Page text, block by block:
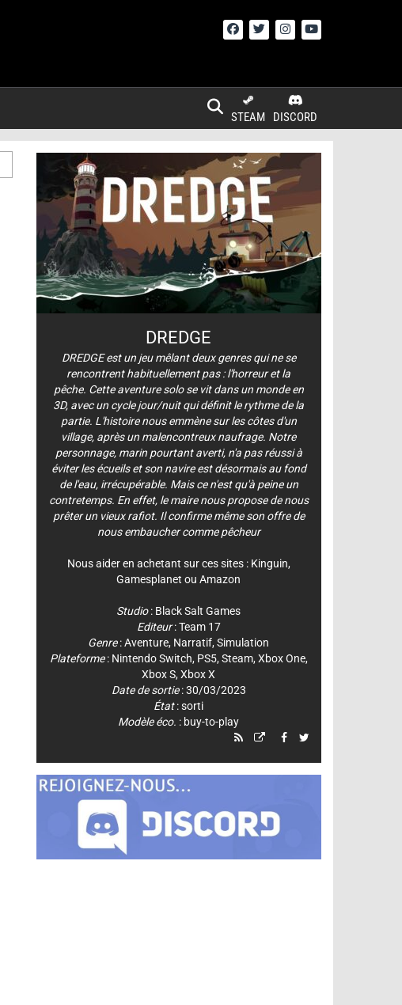
DISCORD
STEAM
DREDGE
DREDGE est un jeu mêlant deux genres qui ne se
rencontrent habituellement pas : l'horreur et la
pêche. Cette aventure solo se vit dans un monde en
3D, avec un cycle jour/nuit qui définit le rythme de la
partie. L'histoire nous emmène sur les côtes d'un
village, après un malencontreux naufrage. Notre
personnage, marin pourtant averti, n'a pas réussi à
éviter les écueils et son navire est désormais au fond
de l'eau, irrécupérable. Mais ce n'est qu'à peine un
contretemps. En effet, le maire nous propose de nous
prêter un vieux rafiot. Il confirme même son offre de
nous embaucher comme pêcheur
Nous aider en achetant sur ces sites : Kinguin,
Gamesplanet ouAmazon
Studio: Black Salt Games
Editeur:Team 17
Genre:Aventure, Narratif,Simulation
Plateforme: Nintendo Switch, PS5, Steam, Xbox One,
Xbox S,Xbox X
Date de sortie: 30/03/2023
État: sorti
Modèle éco. : buy-to-play